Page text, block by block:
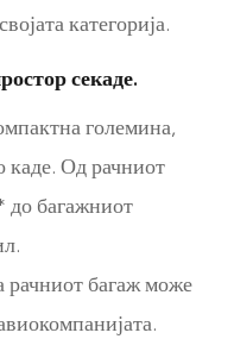
категорија.
секаде.
големина,
каде. Од рачниот
до багажниот
рачниот багаж може